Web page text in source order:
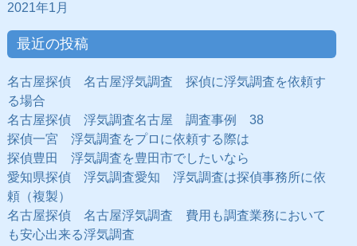
2021年1月
最近の投稿
名古屋探偵 名古屋浮気調査 探偵に浮気調査を依頼す
る場合
名古屋探偵 浮気調査名古屋 調査事例 38
探偵一宮 浮気調査をプロに依頼する際は
探偵豊田 浮気調査を豊田市でしたいなら
愛知県探偵 浮気調査愛知 浮気調査は探偵事務所に依
頼（複製）
名古屋探偵 名古屋浮気調査 費用も調査業務において
も安心出来る浮気調査